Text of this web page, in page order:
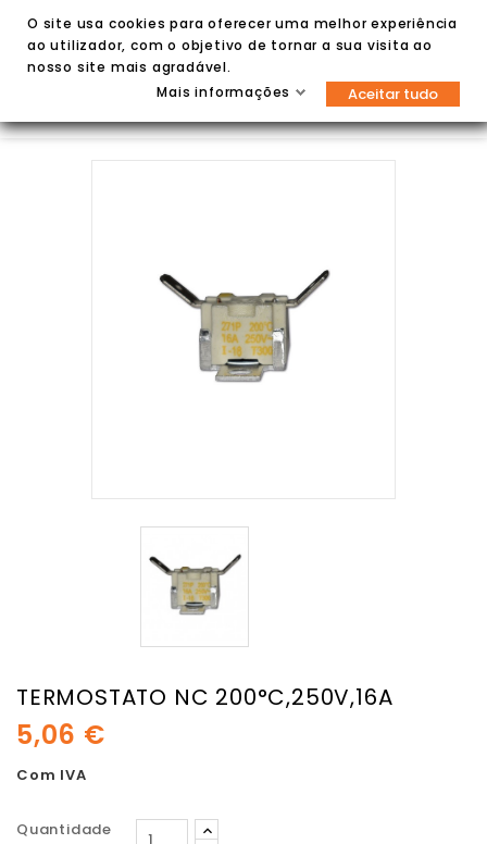

TERMOSTATO NC 200°C,250V,16A
5,06 €
Com IVA
Quantidade
O site usa cookies para oferecer uma melhor experiência
ao utilizador, com o objetivo de tornar a sua visita ao
nosso site mais agradável.
Mais informações
Aceitar tudo